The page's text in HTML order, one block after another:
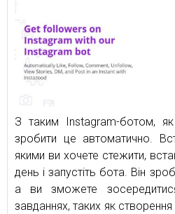
З таким Instagram-ботом,
зробити це автоматично.
якими ви хочете стежити,
день і запустіть бота. Він
а ви зможете
завданнях, таких як